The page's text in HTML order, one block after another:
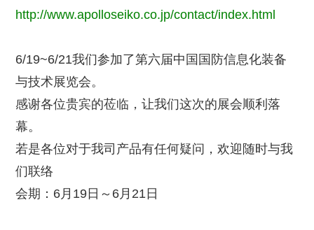
http://www.apolloseiko.co.jp/contact/index.html
6/19~6/21我们参加了第六届中国国防信息化装备
与技术展览会。
感谢各位贵宾的莅临，让我们这次的展会顺利落
幕。
若是各位对于我司产品有任何疑问，欢迎随时与我
们联络
会期：6月19日～6月21日